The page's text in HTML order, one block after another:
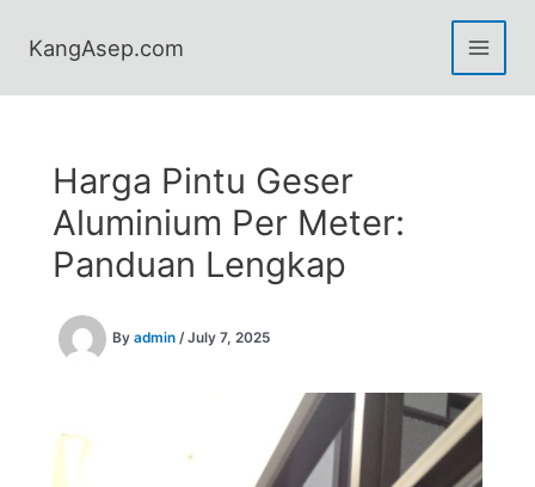
KangAsep.com
Harga Pintu Geser
Aluminium Per Meter:
Panduan Lengkap
By admin /July 7, 2025